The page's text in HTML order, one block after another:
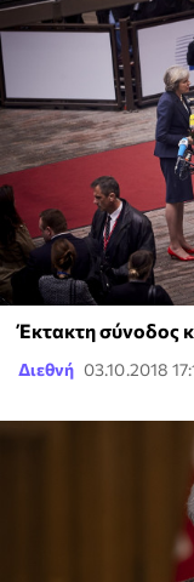
Έκτακτη σύνοδος
Διεθνή 03.10.2018